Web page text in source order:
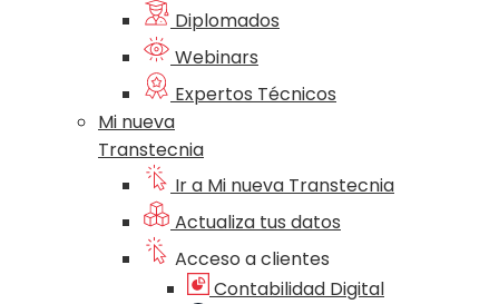
Diplomados
Webinars
Expertos Técnicos
Mi nueva
Transtecnia
Ir a Mi nueva Transtecnia
Actualiza tus datos
Acceso a clientes
Contabilidad Digital